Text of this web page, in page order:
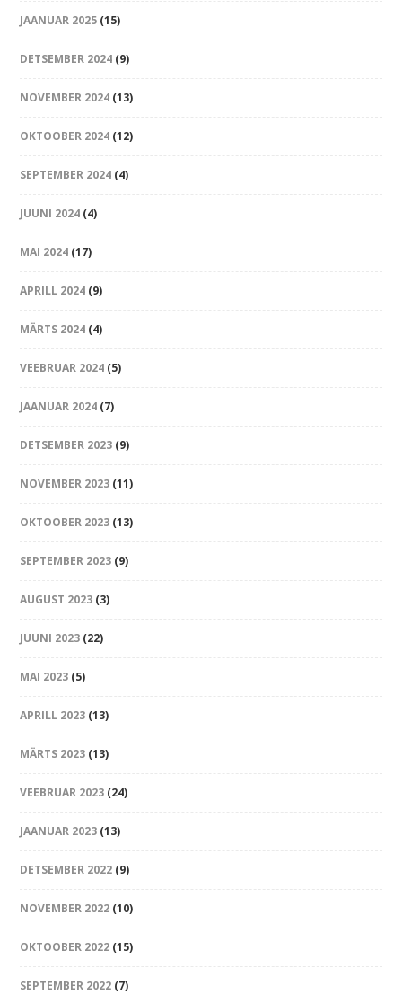
JAANUAR 2025 (15)
DETSEMBER 2024 (9)
NOVEMBER 2024 (13)
OKTOOBER 2024 (12)
SEPTEMBER 2024 (4)
JUUNI 2024 (4)
MAI 2024 (17)
APRILL 2024 (9)
MÄRTS 2024 (4)
VEEBRUAR 2024 (5)
JAANUAR 2024 (7)
DETSEMBER 2023 (9)
NOVEMBER 2023 (11)
OKTOOBER 2023 (13)
SEPTEMBER 2023 (9)
AUGUST 2023 (3)
JUUNI 2023 (22)
MAI 2023 (5)
APRILL 2023 (13)
MÄRTS 2023 (13)
VEEBRUAR 2023 (24)
JAANUAR 2023 (13)
DETSEMBER 2022 (9)
NOVEMBER 2022 (10)
OKTOOBER 2022 (15)
SEPTEMBER 2022 (7)